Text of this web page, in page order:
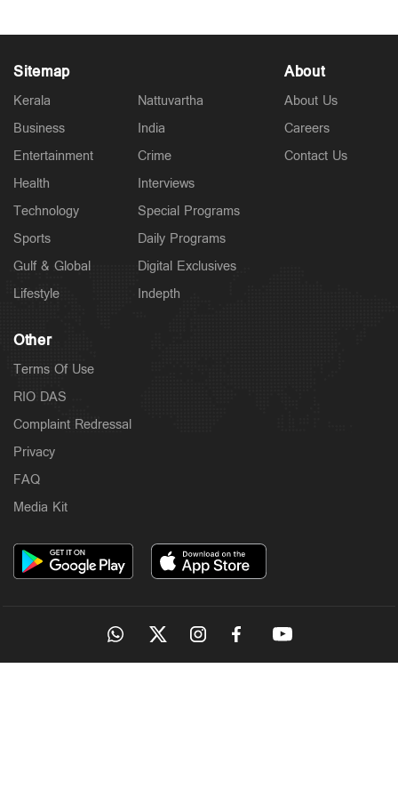
Sitemap
Kerala
Business
Entertainment
Health
Technology
Sports
Gulf & Global
Lifestyle
Nattuvartha
India
Crime
Interviews
Special Programs
Daily Programs
Digital Exclusives
Indepth
About
About Us
Careers
Contact Us
Other
Terms Of Use
RIO DAS
Complaint Redressal
Privacy
FAQ
Media Kit